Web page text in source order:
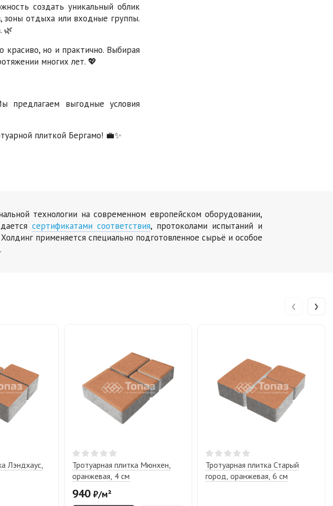
создать уникальный облик
отдыха или входные группы.
🌿
но и практично. Выбирая
многих лет. 💖
предлагаем выгодные условия
плиткой Бергамо! 💼✨
технологии на современном европейском оборудовании,
сертификатами соответствия, протоколами испытаний и
применяется специально подготовленное сырьё и особое
Лэндхаус,
Тротуарная плитка Мюнхен,
оранжевая, 4 см
940 ₽/м²
Тротуарная плитка Старый
город, оранжевая, 6 см
‹ ›